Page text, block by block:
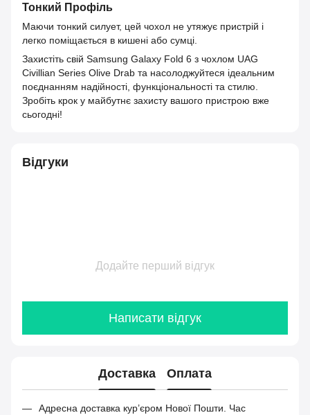
Тонкий Профіль
Маючи тонкий силует, цей чохол не утяжує пристрій і
легко поміщається в кишені або сумці.
Захистіть свій Samsung Galaxy Fold 6 з чохлом UAG
Civillian Series Olive Drab та насолоджуйтеся ідеальним
поєднанням надійності, функціональності та стилю.
Зробіть крок у майбутнє захисту вашого пристрою вже
сьогодні!
Відгуки
Додайте перший відгук
Написати відгук
Доставка Оплата
Адресна доставка кур’єром Нової Пошти.
Час